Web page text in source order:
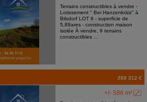
Terrains constructibles à vendre -
Lotissement " Bei Hanzenkräiz" à
Bilsdorf LOT 8 - superficie de
5,89ares - construction maison
isolée À vendre, 9 terrains
constructibles ...
288 312 €
+/- 586 m²